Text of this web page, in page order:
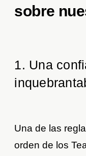
sobre
1. Una
Una de las
orden de los